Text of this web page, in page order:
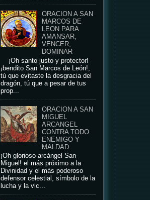
ORACION A SAN
MARCOS DE
LEON PARA
AMANSAR,
VENCER,
DOMINAR
¡Oh santo justo y protector!
¡bendito San Marcos de León!,
tú que evitaste la desgracia del
dragón, tú que a pesar de tus
prop...
ORACION A SAN
MIGUEL
ARCANGEL
CONTRA TODO
ENEMIGO Y
MALDAD
¡Oh glorioso arcángel San
Miguel! el más próximo a la
Divinidad y el más poderoso
defensor celestial, símbolo de la
lucha y la vic...